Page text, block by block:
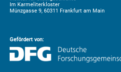
Im Karmeliterkloster
Münzgasse 9, 60311 Frankfurt am Main
Gefördert von: